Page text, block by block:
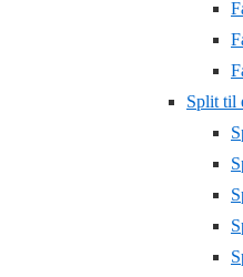
Split til